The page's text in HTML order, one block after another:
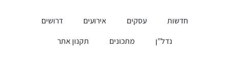
חדשות עסקים אירועים
דרושים
נדל”ן
מתכונים תקנון אתר